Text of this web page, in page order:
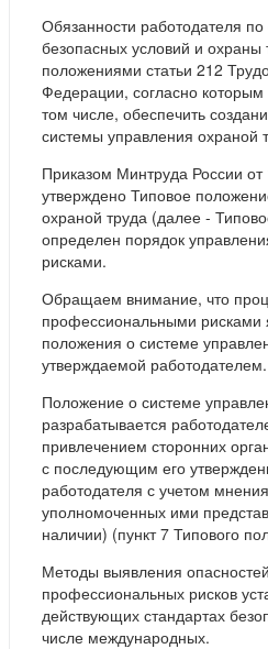
Обязанности работодателя
безопасных условий и
положениями статьи 212
Федерации, согласно которым
том числе, обеспечить
системы управления охраной
Приказом Минтруда России
утверждено Типовое
охраной труда (далее -
определен порядок
рисками.
Обращаем внимание, что
профессиональными рисками
положения о системе
утверждаемой работодателем.
Положение о системе
разрабатывается
привлечением сторонних
с последующим его
работодателя с учетом
уполномоченных ими
наличии) (пункт 7 Типового
Методы выявления
профессиональных рисков
действующих стандартах
числе международных.